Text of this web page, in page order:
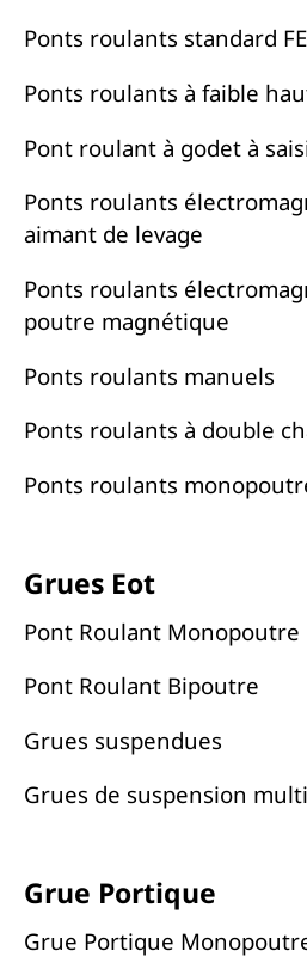
Ponts roulants standard
Ponts roulants à faible
Pont roulant à godet à
Ponts roulants
aimant de levage
Ponts roulants
poutre magnétique
Ponts roulants manuels
Ponts roulants à double
Ponts roulants
Grues Eot
Pont Roulant Monopoutre
Pont Roulant Bipoutre
Grues suspendues
Grues de suspension
Grue Portique
Grue Portique